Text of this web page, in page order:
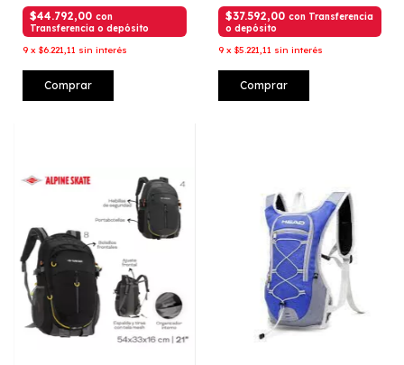
$44.792,00 con
Transferencia o depósito
9 x $6.221,11 sin interés
Comprar
$37.592,00 con Transferencia
o depósito
9 x $5.221,11 sin interés
Comprar